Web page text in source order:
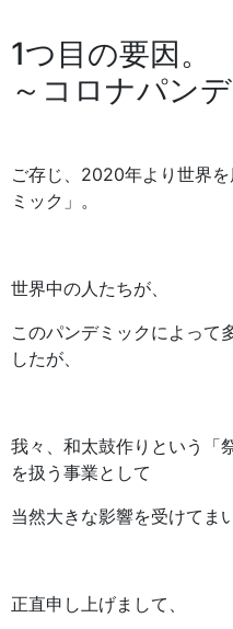
1つ目の要因。
～コロナパン
ご存じ、2020年より世界
ミック」。
世界中の人たちが、
このパンデミックによって
したが、
我々、和太鼓作りという「
を扱う事業として
当然大きな影響を受けてま
正直申し上げまして、